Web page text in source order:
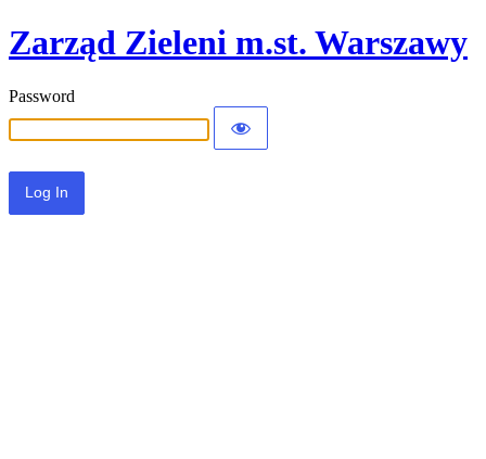
Zarząd Zieleni m.st. Warszawy
Password